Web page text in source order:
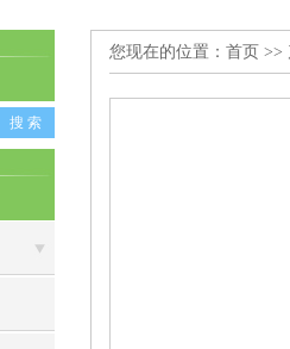
您现在的位置： 首页 >>